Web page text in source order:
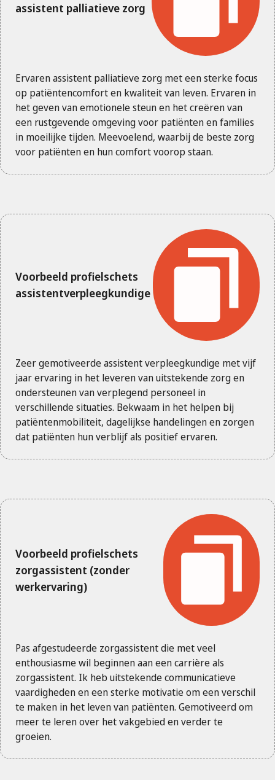
assistent palliatieve zorg
Ervaren assistent palliatieve zorg met een sterke focus
op patiëntencomfort en kwaliteit van leven. Ervaren in
het geven van emotionele steun en het creëren van
een rustgevende omgeving voor patiënten en families
in moeilijke tijden. Meevoelend, waarbij de beste zorg
voor patiënten en hun comfort voorop staan.
Voorbeeld profielschets
assistentverpleegkundige
Zeer gemotiveerde assistent verpleegkundige met vijf
jaar ervaring in het leveren van uitstekende zorg en
ondersteunen van verplegend personeel in
verschillende situaties. Bekwaam in het helpen bij
patiëntenmobiliteit, dagelijkse handelingen en zorgen
dat patiënten hun verblijf als positief ervaren.
Voorbeeld profielschets
zorgassistent (zonder
werkervaring)
Pas afgestudeerde zorgassistent die met veel
enthousiasme wil beginnen aan een carrière als
zorgassistent. Ik heb uitstekende communicatieve
vaardigheden en een sterke motivatie om een verschil
te maken in het leven van patiënten. Gemotiveerd om
meer te leren over het vakgebied en verder te
groeien.